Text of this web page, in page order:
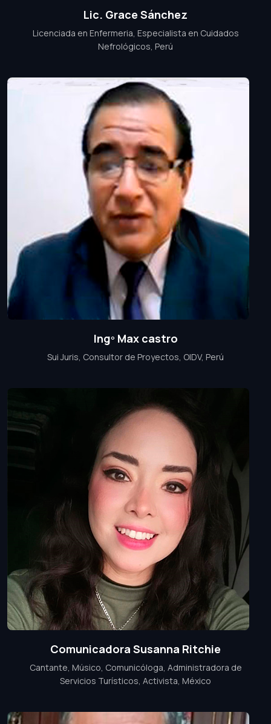
Lic. Grace Sánchez
Licenciada en Enfermeria, Especialista en Cuidados
Nefrológicos, Perú
Ingº Max castro
Sui Juris, Consultor de Proyectos, OIDV, Perú
Comunicadora Susanna Ritchie
Cantante, Músico, Comunicóloga, Administradora de
Servicios Turísticos, Activista, México